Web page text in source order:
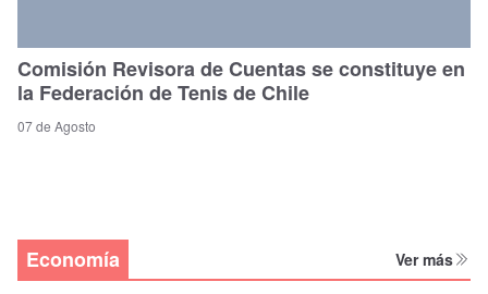
Comisión Revisora de Cuentas se constituye en
la Federación de Tenis de Chile
07 de Agosto
Economía Ver más